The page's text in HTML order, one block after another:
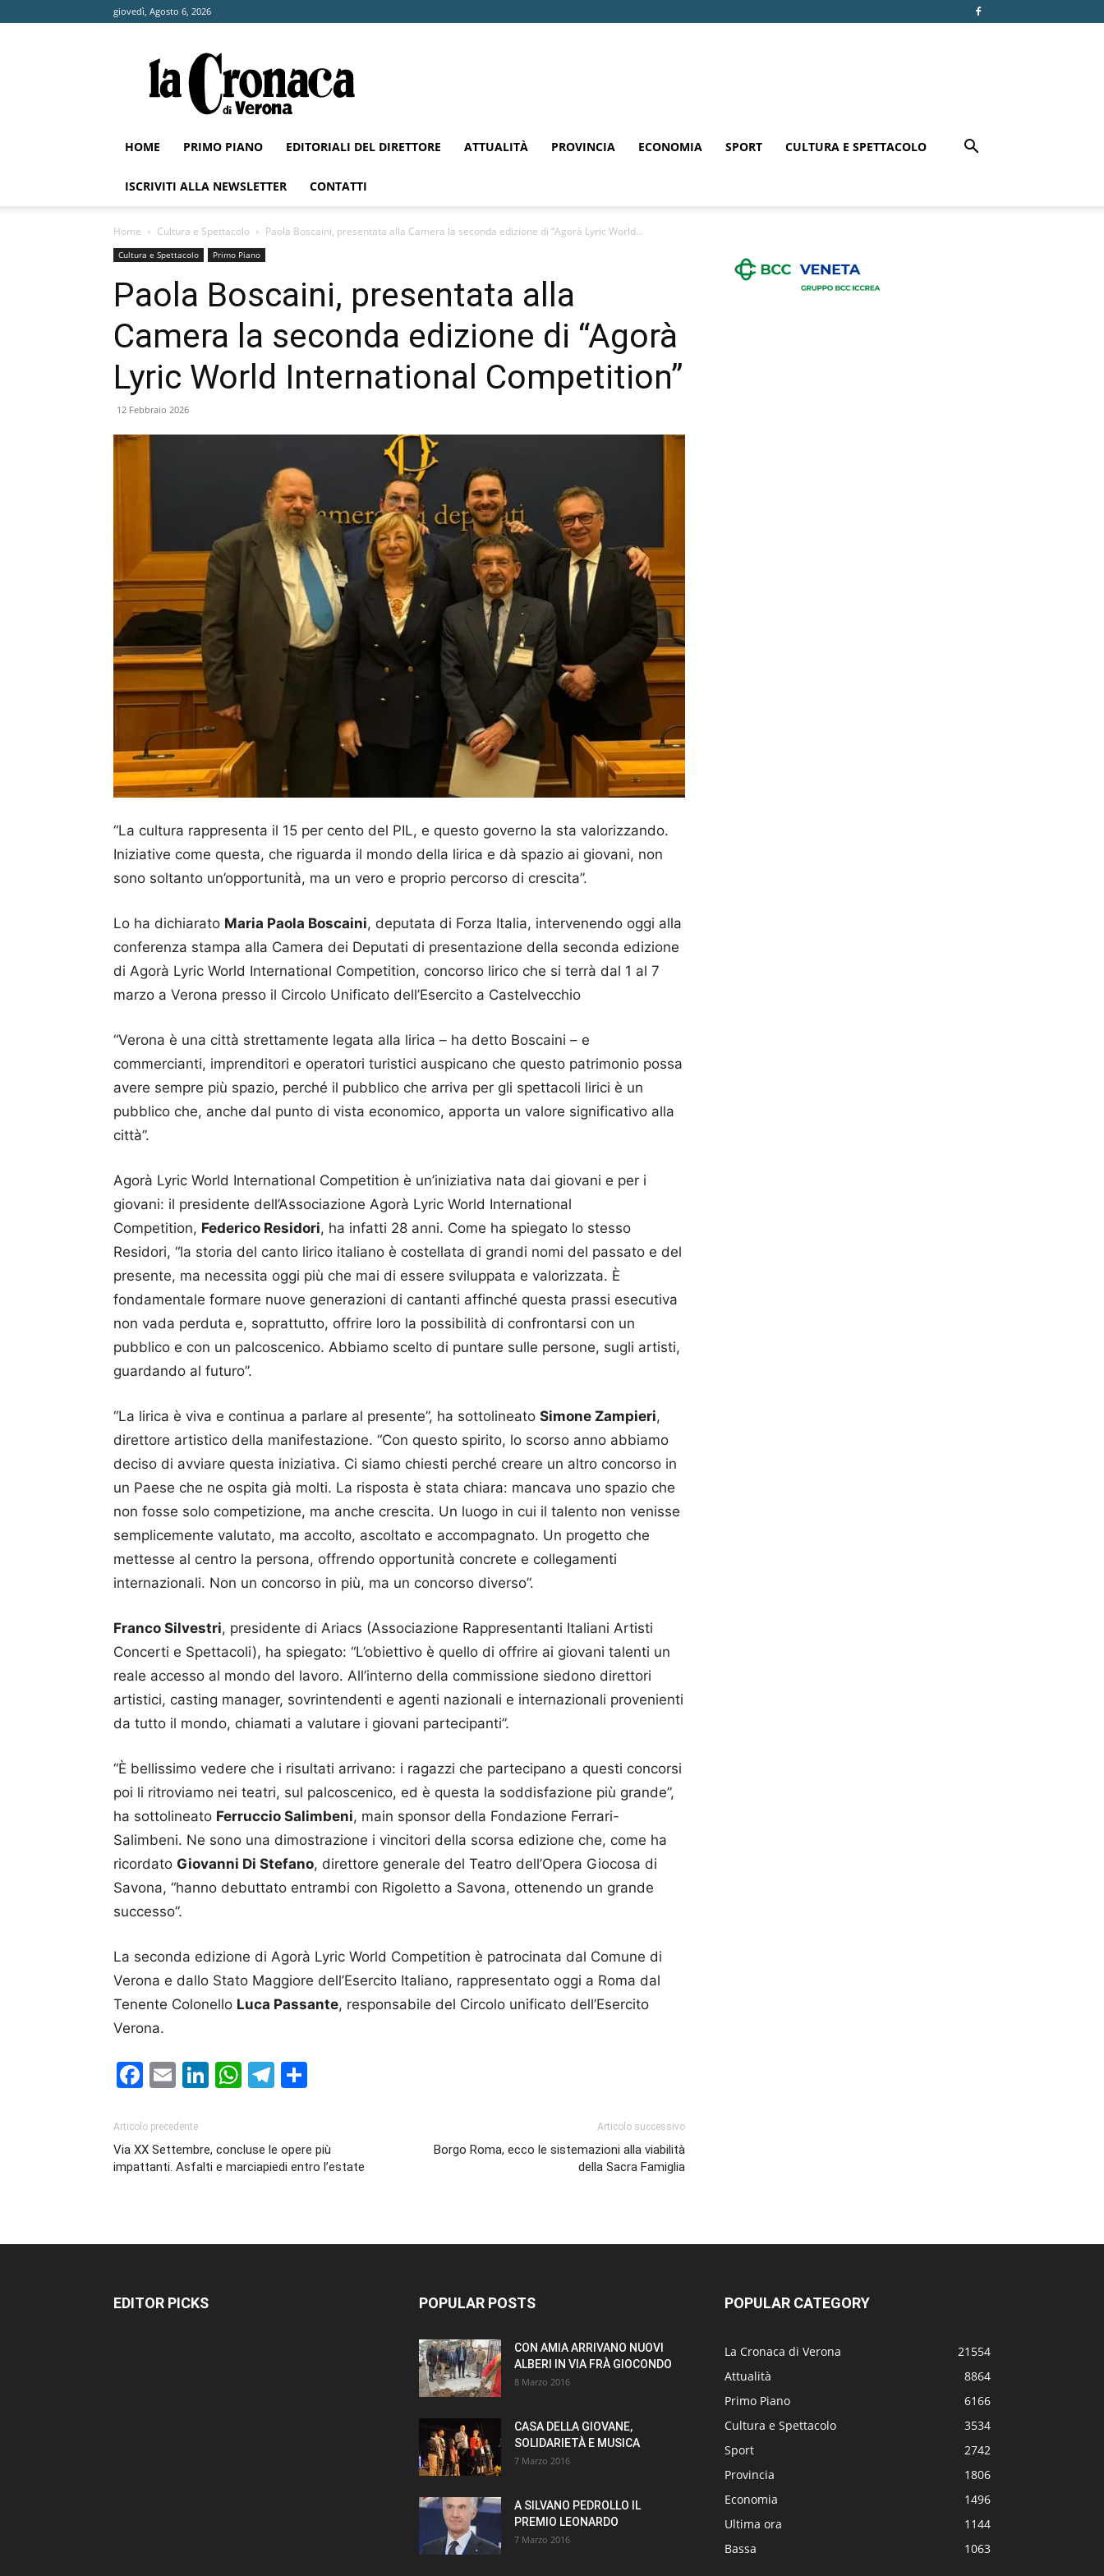
giovedì, Agosto 6, 2026
Cronaca
di
Verona
HOME PRIMO PIANO EDITORIALI DEL DIRETTORE ATTUALITÀ PROVINCIA ECONOMIA SPORT CULTURA E SPETTACOLO
ISCRIVITI ALLA NEWSLETTER CONTATTI
Home Cultura e Spettacolo Paola Boscaini, presentata alla Camera la seconda edizione di “Agorà Lyric World...
Cultura e Spettacolo Primo Piano
Paola Boscaini, presentata alla
Camera la seconda edizione di “Agorà
Lyric World International Competition”
12 Febbraio 2026
“La cultura rappresenta il 15 per cento del PIL, e questo governo la sta valorizzando.
Iniziative come questa, che riguarda il mondo della lirica e dà spazio ai giovani, non
sono soltanto un’opportunità, ma un vero e proprio percorso di crescita”.
Lo ha dichiarato Maria Paola Boscaini, deputata di Forza Italia, intervenendo oggi alla
conferenza stampa alla Camera dei Deputati di presentazione della seconda edizione
di Agorà Lyric World International Competition, concorso lirico che si terrà dal 1 al 7
marzo a Verona presso il Circolo Unificato dell’Esercito a Castelvecchio
“Verona è una città strettamente legata alla lirica – ha detto Boscaini – e
commercianti, imprenditori e operatori turistici auspicano che questo patrimonio possa
avere sempre più spazio, perché il pubblico che arriva per gli spettacoli lirici è un
pubblico che, anche dal punto di vista economico, apporta un valore significativo alla
città”.
Agorà Lyric World International Competition è un’iniziativa nata dai giovani e per i
giovani: il presidente dell’Associazione Agorà Lyric World International
Competition, Federico Residori, ha infatti 28 anni. Come ha spiegato lo stesso
Residori, “la storia del canto lirico italiano è costellata di grandi nomi del passato e del
presente, ma necessita oggi più che mai di essere sviluppata e valorizzata. È
fondamentale formare nuove generazioni di cantanti affinché questa prassi esecutiva
non vada perduta e, soprattutto, offrire loro la possibilità di confrontarsi con un
pubblico e con un palcoscenico. Abbiamo scelto di puntare sulle persone, sugli artisti,
guardando al futuro”.
“La lirica è viva e continua a parlare al presente”, ha sottolineato Simone Zampieri,
direttore artistico della manifestazione. “Con questo spirito, lo scorso anno abbiamo
deciso di avviare questa iniziativa. Ci siamo chiesti perché creare un altro concorso in
un Paese che ne ospita già molti. La risposta è stata chiara: mancava uno spazio che
non fosse solo competizione, ma anche crescita. Un luogo in cui il talento non venisse
semplicemente valutato, ma accolto, ascoltato e accompagnato. Un progetto che
mettesse al centro la persona, offrendo opportunità concrete e collegamenti
internazionali. Non un concorso in più, ma un concorso diverso”.
Franco Silvestri, presidente di Ariacs (Associazione Rappresentanti Italiani Artisti
Concerti e Spettacoli), ha spiegato: “L’obiettivo è quello di offrire ai giovani talenti un
reale accesso al mondo del lavoro. All’interno della commissione siedono direttori
artistici, casting manager, sovrintendenti e agenti nazionali e internazionali provenienti
da tutto il mondo, chiamati a valutare i giovani partecipanti”.
“È bellissimo vedere che i risultati arrivano: i ragazzi che partecipano a questi concorsi
poi li ritroviamo nei teatri, sul palcoscenico, ed è questa la soddisfazione più grande”,
ha sottolineato Ferruccio Salimbeni, main sponsor della Fondazione Ferrari-
Salimbeni. Ne sono una dimostrazione i vincitori della scorsa edizione che, come ha
ricordato Giovanni Di Stefano, direttore generale del Teatro dell’Opera Giocosa di
Savona, “hanno debuttato entrambi con Rigoletto a Savona, ottenendo un grande
successo”.
La seconda edizione di Agorà Lyric World Competition è patrocinata dal Comune di
Verona e dallo Stato Maggiore dell’Esercito Italiano, rappresentato oggi a Roma dal
Tenente Colonello Luca Passante, responsabile del Circolo unificato dell’Esercito
Verona.
Facebook
EmailLinkedIn
WhatsApp
Telegram
Articolo precedente
Via XX Settembre, concluse le opere più
impattanti. Asfalti e marciapiedi entro l’estate
Articolo successivo
Borgo Roma, ecco le sistemazioni alla viabilità
della Sacra Famiglia
EDITOR PICKS POPULAR POSTS
CON AMIA ARRIVANO NUOVI
ALBERI IN VIA FRÀ GIOCONDO
8 Marzo 2016
CASA DELLA GIOVANE,
SOLIDARIETÀ E MUSICA
7 Marzo 2016
A SILVANO PEDROLLO IL
PREMIO LEONARDO
7 Marzo 2016
POPULAR CATEGORY
La Cronaca di Verona
21554
Attualità
8864
Primo Piano
6166
Cultura e Spettacolo
3534
Sport
2742
Provincia
1806
Economia
1496
Ultima ora
1144
Bassa
1063